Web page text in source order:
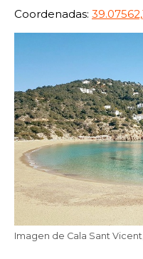
Coordenadas:
Imagen de Cala Sant
14:00 14:30
18:00 18:30
20:00 20:30
22:00 22:30
Edad:
Promo code: